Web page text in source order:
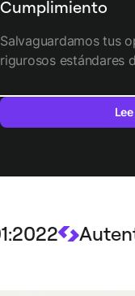
Cumplimiento
Salvaguardamos tus
rigurosos estándares